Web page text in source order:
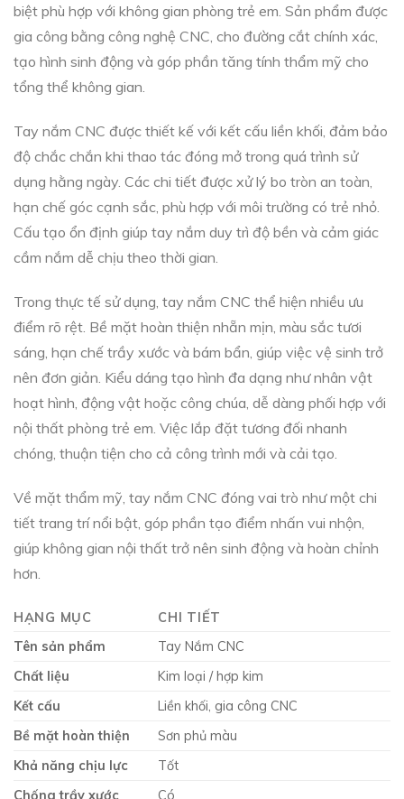
biệt phù hợp với không gian phòng trẻ em. Sản phẩm được
gia công bằng công nghệ CNC, cho đường cắt chính xác,
tạo hình sinh động và góp phần tăng tính thẩm mỹ cho
tổng thể không gian.
Tay nắm CNC được thiết kế với kết cấu liền khối, đảm bảo
độ chắc chắn khi thao tác đóng mở trong quá trình sử
dụng hằng ngày. Các chi tiết được xử lý bo tròn an toàn,
hạn chế góc cạnh sắc, phù hợp với môi trường có trẻ nhỏ.
Cấu tạo ổn định giúp tay nắm duy trì độ bền và cảm giác
cầm nắm dễ chịu theo thời gian.
Trong thực tế sử dụng, tay nắm CNC thể hiện nhiều ưu
điểm rõ rệt. Bề mặt hoàn thiện nhẵn mịn, màu sắc tươi
sáng, hạn chế trầy xước và bám bẩn, giúp việc vệ sinh trở
nên đơn giản. Kiểu dáng tạo hình đa dạng như nhân vật
hoạt hình, động vật hoặc công chúa, dễ dàng phối hợp với
nội thất phòng trẻ em. Việc lắp đặt tương đối nhanh
chóng, thuận tiện cho cả công trình mới và cải tạo.
Về mặt thẩm mỹ, tay nắm CNC đóng vai trò như một chi
tiết trang trí nổi bật, góp phần tạo điểm nhấn vui nhộn,
giúp không gian nội thất trở nên sinh động và hoàn chỉnh
hơn.
HẠNG MỤC
CHI TIẾT
Tên sản phẩm
Tay Nắm CNC
Chất liệu
Kim loại / hợp kim
Kết cấu
Liền khối, gia công CNC
Bề mặt hoàn thiện
Sơn phủ màu
Khả năng chịu lực
Tốt
Chống trầy xước
Có